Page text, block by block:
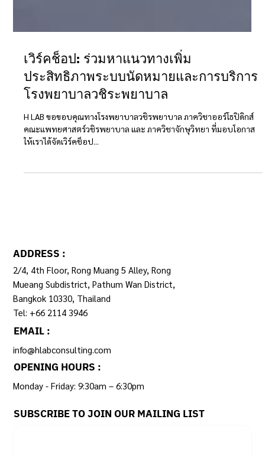
เวิร์คช็อป: ร่วมหาแนวทางเพิ่ม
ประสิทธิภาพระบบนัดหมายและการบริการ
โรงพยาบาลวชิระพยาบาล
H LAB ขอขอบคุณทางโรงพยาบาลวชิรพยาบาล ภาควิชาออร์โธปิดิกส์
ADDRESS :
2/4, 4th Floor, Rong Muang 5 Alley, Rong
Mueang Subdistrict, Pathum Wan District,
Bangkok 10330, Thailand
Tel: +66 2114 3946
EMAIL :
info@hlabconsulting.com
OPENING HOURS :